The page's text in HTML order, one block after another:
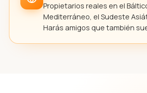
Propietarios reales en el
Mediterráneo, el Sudeste
Harás amigos que también